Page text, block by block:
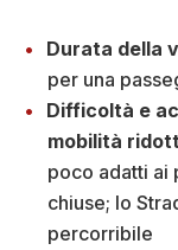
Durata della
per una
Difficoltà e
mobilità
poco adatti ai
chiuse; lo
percorribile